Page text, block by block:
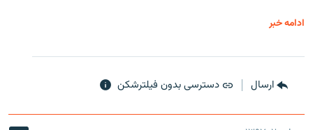
ادامه خبر
ارسال دسترسی بدون فیلترشکن